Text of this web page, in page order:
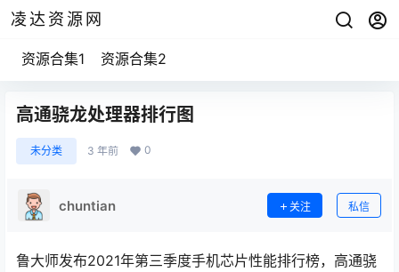
凌达资源网
资源合集1 资源合集2
高通骁龙处理器排行图
未分类 3 年前 0
chuntian 关注 私信
鲁大师发布2021年第三季度手机芯片性能排行榜，高通骁